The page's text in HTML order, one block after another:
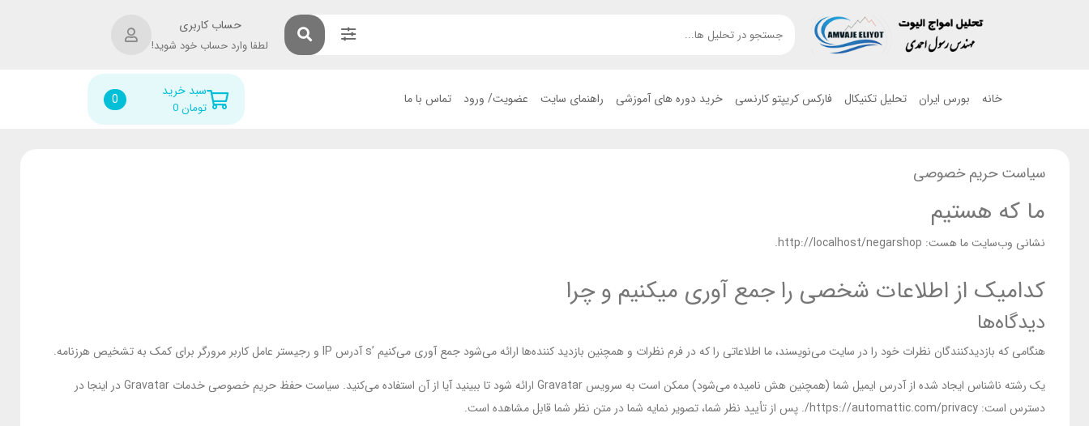
حساب کاربری
لطفا وارد حساب خود شوید!
خانه بورس ایران تحلیل تکنیکال فارکس کریپتو کارنسی خرید دوره های آموزشی راهنمای سایت عضویت/ ورود تماس با ما سبد خرید
0تومان 0
سیاست حریم خصوصی
ما که هستیم
نشانی وب‌سایت ما هست: http://localhost/negarshop.
کدامیک از اطلاعات شخصی را جمع آوری میکنیم و چرا
دیدگاه‌ها
هنگامی که بازدیدکنندگان نظرات خود را در سایت می‌نویسند، ما اطلاعاتی را که در فرم نظرات و همچنین بازدید کننده‌ها ارائه می‌شود جمع آوری می‌کنیم ’s آدرس IP و رجیستر عامل کاربر مرورگر برای کمک به تشخیص هرزنامه.
یک رشته ناشناس ایجاد شده از آدرس ایمیل شما (همچنین هش نامیده می‌شود) ممکن است به سرویس Gravatar ارائه شود تا ببینید آیا از آن استفاده می‌کنید. سیاست حفظ حریم خصوصی خدمات Gravatar در اینجا در
دسترس است: https://automattic.com/privacy/. پس از تأیید نظر شما، تصویر نمایه شما در متن نظر شما قابل مشاهده است.